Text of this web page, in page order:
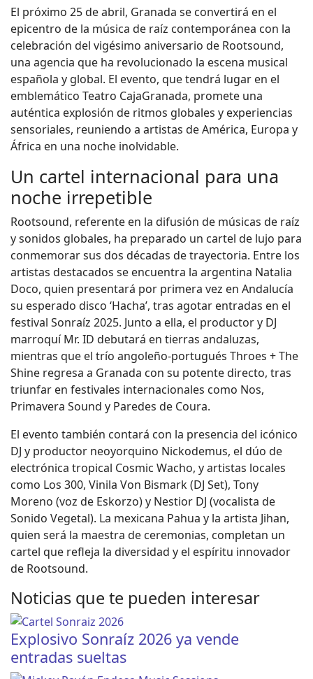
El próximo 25 de abril, Granada se convertirá en el
epicentro de la música de raíz contemporánea con la
celebración del vigésimo aniversario de Rootsound,
una agencia que ha revolucionado la escena musical
española y global. El evento, que tendrá lugar en el
emblemático Teatro CajaGranada, promete una
auténtica explosión de ritmos globales y experiencias
sensoriales, reuniendo a artistas de América, Europa y
África en una noche inolvidable.
Un cartel internacional para una
noche irrepetible
Rootsound, referente en la difusión de músicas de raíz
y sonidos globales, ha preparado un cartel de lujo para
conmemorar sus dos décadas de trayectoria. Entre los
artistas destacados se encuentra la argentina Natalia
Doco, quien presentará por primera vez en Andalucía
su esperado disco ‘Hacha’, tras agotar entradas en el
festival Sonraíz 2025. Junto a ella, el productor y DJ
marroquí Mr. ID debutará en tierras andaluzas,
mientras que el trío angoleño-portugués Throes + The
Shine regresa a Granada con su potente directo, tras
triunfar en festivales internacionales como Nos,
Primavera Sound y Paredes de Coura.
El evento también contará con la presencia del icónico
DJ y productor neoyorquino Nickodemus, el dúo de
electrónica tropical Cosmic Wacho, y artistas locales
como Los 300, Vinila Von Bismark (DJ Set), Tony
Moreno (voz de Eskorzo) y Nestior DJ (vocalista de
Sonido Vegetal). La mexicana Pahua y la artista Jihan,
quien será la maestra de ceremonias, completan un
cartel que refleja la diversidad y el espíritu innovador
de Rootsound.
Noticias que te pueden interesar
Explosivo Sonraíz 2026 ya vende
entradas sueltas